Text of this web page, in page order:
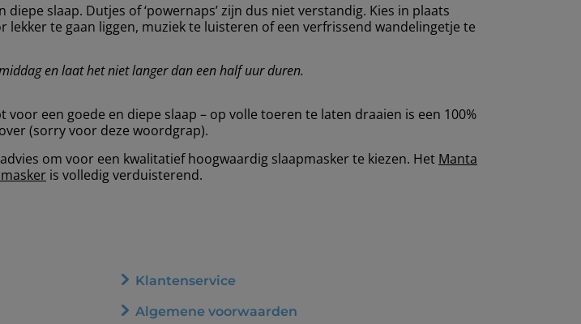
slaap. Dutjes of ‘powernaps’ zijn dus niet verstandig. Kies in plaats
te gaan liggen, muziek te luisteren of een verfrissend wandelingetje te
en laat het niet langer dan een half uur duren.
een goede en diepe slaap – op volle toeren te laten draaien is een 100%
(sorry voor deze woordgrap).
om voor een kwalitatief hoogwaardig slaapmasker te kiezen. Het Manta
is volledig verduisterend.
Klantenservice
Algemene voorwaarden